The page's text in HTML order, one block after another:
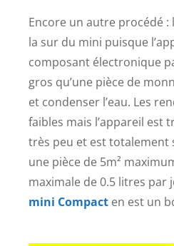
Encore un autre procédé :
la sur du mini puisque
composant électronique
gros qu’une pièce de
et condenser l’eau. Les
faibles mais l’appareil est
très peu et est totalement
une pièce de 5m²
maximale de 0.5 litres par
mini Compact en est un